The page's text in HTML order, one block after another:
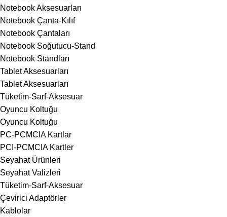
Notebook Aksesuarları
Notebook Çanta-Kılıf
Notebook Çantaları
Notebook Soğutucu-Stand
Notebook Standları
Tablet Aksesuarları
Tablet Aksesuarları
Tüketim-Sarf-Aksesuar
Oyuncu Koltuğu
Oyuncu Koltuğu
PC-PCMCIA Kartlar
PCI-PCMCIA Kartler
Seyahat Ürünleri
Seyahat Valizleri
Tüketim-Sarf-Aksesuar
Çevirici Adaptörler
Kablolar